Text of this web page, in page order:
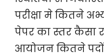
परीक्षा मे कितने
पेपर का स्तर कैसा
आयोजन कितने पदों